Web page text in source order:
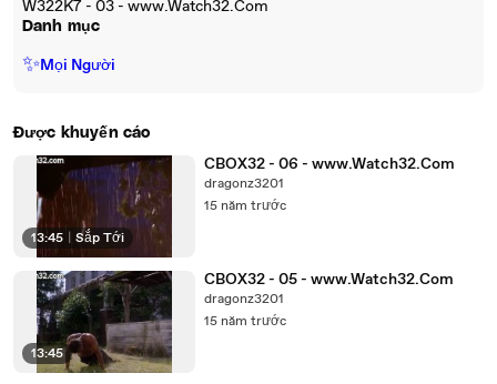
W322K7 - 03 - www.Watch32.Com
Danh mục
✨Mọi Người
Được khuyến cáo
13:45 Sắp Tới
CBOX32 - 06 - www.Watch32.Com
dragonz3201
15 năm trước
13:45
CBOX32 - 05 - www.Watch32.Com
dragonz3201
15 năm trước